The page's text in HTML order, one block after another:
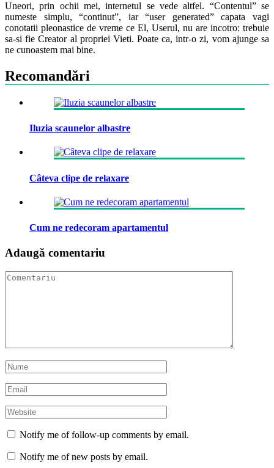
Uneori, prin ochii mei, internetul se vede altfel. “Contentul” se
numeste simplu, “continut”, iar “user generated” capata vagi
conotatii pleonastice de vreme ce El, Userul, nu are incotro: trebuie
sa-si fie Creator al propriei Vieti. Poate ca, intr-o zi, vom ajunge sa
ne cunoastem mai bine.
Recomandări
Iluzia scaunelor albastre
Câteva clipe de relaxare
Cum ne redecoram apartamentul
Adaugă comentariu
Notify me of follow-up comments by email.
Notify me of new posts by email.